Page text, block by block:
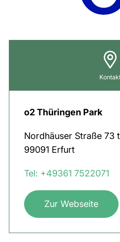
o2 Thüringen Park
Nordhäuser Straße 73 t
99091 Erfurt
Tel: +49361 7522071
Zur Webseite